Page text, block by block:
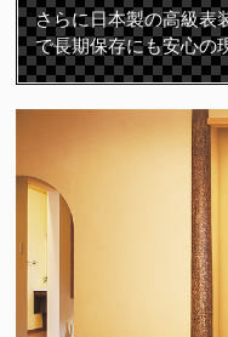
さらに日本製の高級表
で長期保存にも安心の